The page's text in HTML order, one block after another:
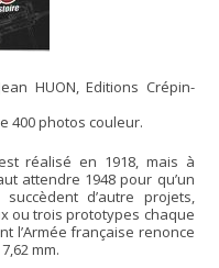
HUON, Editions Crépin-
400 photos couleur.
réalisé en 1918, mais à
attendre 1948 pour qu’un
d’autre projets,
ou trois prototypes chaque
l’Armée française renonce
mm.